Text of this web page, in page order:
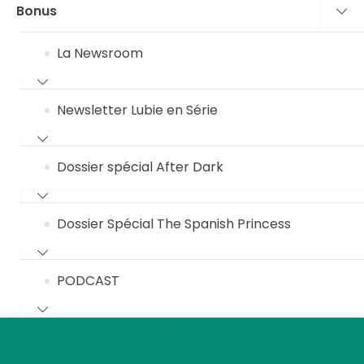
Bonus
La Newsroom
Newsletter Lubie en Série
Dossier spécial After Dark
Dossier Spécial The Spanish Princess
PODCAST